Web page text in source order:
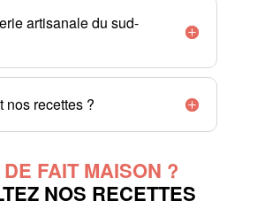
artisanale du sud-
nos recettes ?
FAIT MAISON ?
NOS RECETTES